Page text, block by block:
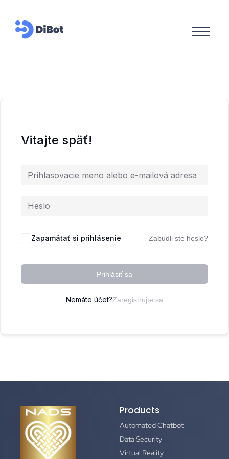
Vitajte späť!
Zapamätať si prihlásenie Zabudli ste heslo?
Prihlásiť sa
Nemáte účet?Zaregistrujte sa
Products
Automated Chatbot
Data Security
Virtual Reality